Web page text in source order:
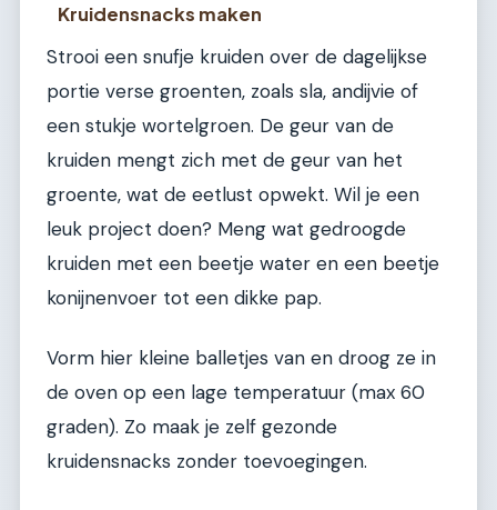
Kruidensnacks maken
Strooi een snufje kruiden over de dagelijkse
portie verse groenten, zoals sla, andijvie of
een stukje wortelgroen. De geur van de
kruiden mengt zich met de geur van het
groente, wat de eetlust opwekt. Wil je een
leuk project doen? Meng wat gedroogde
kruiden met een beetje water en een beetje
konijnenvoer tot een dikke pap.
Vorm hier kleine balletjes van en droog ze in
de oven op een lage temperatuur (max 60
graden). Zo maak je zelf gezonde
kruidensnacks zonder toevoegingen.